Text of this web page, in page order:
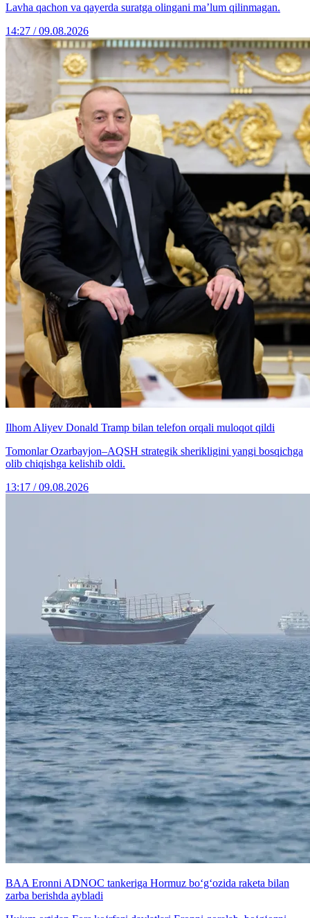
Lavha qachon va qayerda suratga olingani ma’lum qilinmagan.
14:27 / 09.08.2026
Ilhom Aliyev Donald Tramp bilan telefon orqali muloqot qildi
Tomonlar Ozarbayjon–AQSH strategik sherikligini yangi bosqichga
olib chiqishga kelishib oldi.
13:17 / 09.08.2026
BAA Eronni ADNOC tankeriga Hormuz bo‘g‘ozida raketa bilan
zarba berishda aybladi